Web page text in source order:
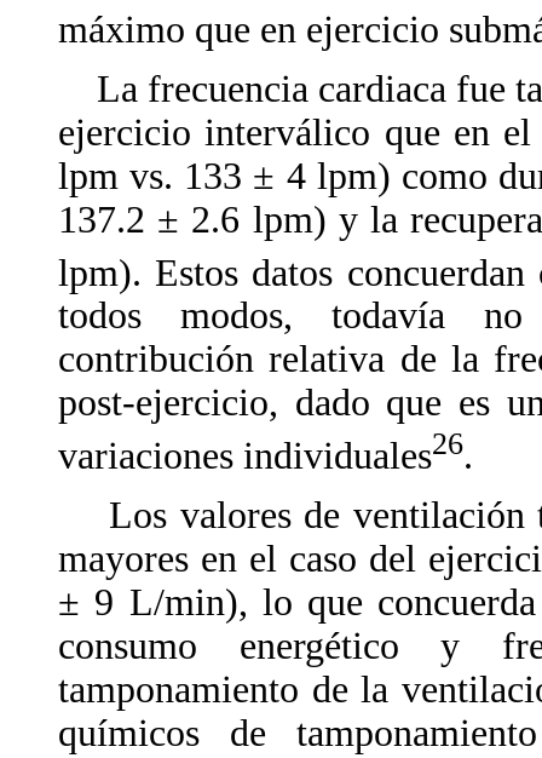
máximo que en ejercicio
La frecuencia cardiaca fue
ejercicio interválico que en
lpm vs. 133 ± 4 lpm) como
137.2 ± 2.6 lpm) y la
lpm). Estos datos
todos modos, todavía no
contribución relativa de la
post-ejercicio, dado que es
variaciones individuales26.
Los valores de ventilación
mayores en el caso del
± 9 L/min), lo que
consumo energético y
tamponamiento de la
químicos de